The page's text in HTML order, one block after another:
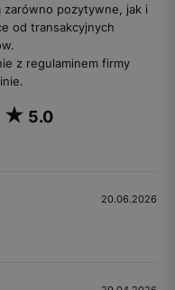
zarówno pozytywne, jak i
od transakcyjnych
z regulaminem firmy
5.0
20.06.2026